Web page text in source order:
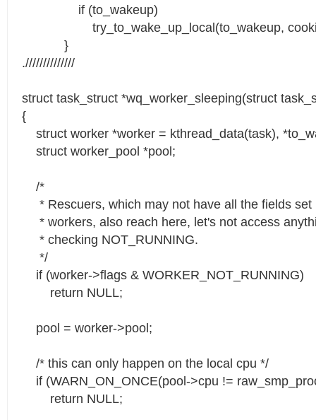
if (to_wakeup)
try_to_wake_up_local(to_wakeup,
}
.//////////////
struct task_struct *wq_worker_sleeping(struct
{
struct worker *worker = kthread_data(task),
struct worker_pool *pool;
/*
* Rescuers, which may not have all the fields set
* workers, also reach here, let's not access
* checking NOT_RUNNING.
*/
if (worker->flags & WORKER_NOT_RUNNING)
return NULL;
pool = worker->pool;
/* this can only happen on the local cpu */
if (WARN_ON_ONCE(pool->cpu !=
return NULL;